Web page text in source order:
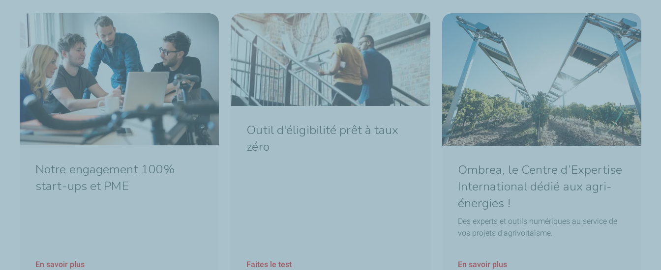
Notre engagement 100%
start-ups et PME
En savoir plus
Outil d'éligibilité prêt à taux
zéro
Faites le test
Ombrea, le Centre d’Expertise
International dédié aux agri-
énergies !
Des experts et outils numériques au service de
vos projets d’agrivoltaïsme.
En savoir plus